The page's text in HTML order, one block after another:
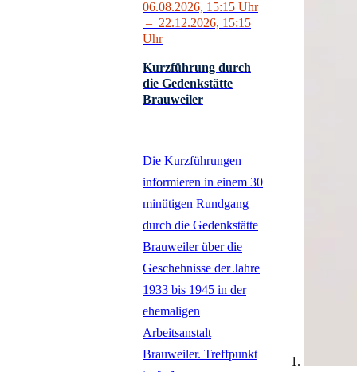
06.08.2026, 15:15 Uhr
– 22.12.2026, 15:15
Uhr
Kurzführung durch
die Gedenkstätte
Brauweiler
Die Kurzführungen
informieren in einem 30
minütigen Rundgang
durch die Gedenkstätte
Brauweiler über die
Geschehnisse der Jahre
1933 bis 1945 in der
ehemaligen
Arbeitsanstalt
Brauweiler. Treffpunkt